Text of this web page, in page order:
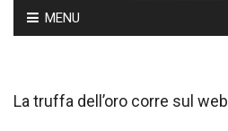
Skip
to
MENU
La truffa dell’oro corre sul web